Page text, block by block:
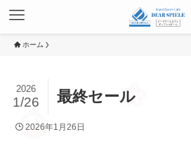
ホーム
最終セール
2026
1/26
2026年1月26日